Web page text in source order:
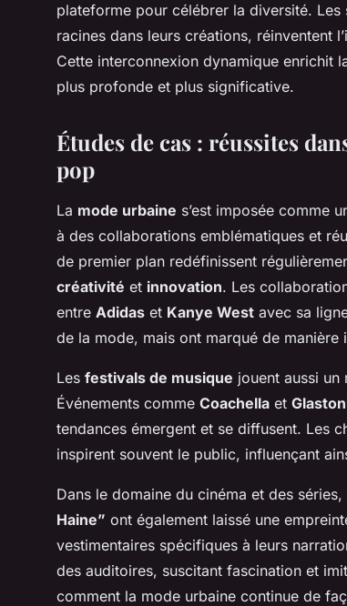
plateforme pour célébrer la diversité.
racines dans leurs créations, réinventent
Cette interconnexion dynamique enrichit
plus profonde et plus significative.
Études de cas : réussites
pop
La mode urbaine s’est imposée comme
à des collaborations emblématiques et
de premier plan redéfinissent
créativité et innovation. Les
entre Adidas et Kanye West avec sa
de la mode, mais ont marqué de
Les festivals de musique jouent aussi un
Événements comme Coachella et
tendances émergent et se diffusent. Les
inspirent souvent le public, influençant
Dans le domaine du cinéma et des
Haine” ont également laissé une
vestimentaires spécifiques à leurs
des auditoires, suscitant fascination et
comment la mode urbaine continue de